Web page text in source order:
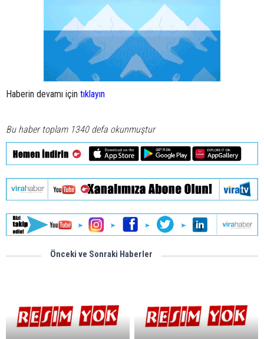
Haberin devamı için tıklayın
Bu haber toplam 1340 defa okunmuştur
Önceki ve Sonraki Haberler